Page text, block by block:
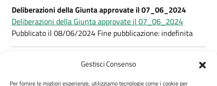
Gestisci Consenso
Per fornire le migliori esperienze, utilizziamo tecnologie come i cookie per
Deliberazioni della Giunta approvate il 07_06_2024
Deliberazioni della Giunta approvate il 07_06_2024
Pubblicato il 08/06/2024 Fine pubblicazione: indefinita
Deliberazioni della Giunta approvate il 19_06_2024